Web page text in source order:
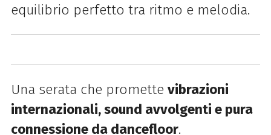
equilibrio perfetto tra ritmo e melodia.
Una serata che promette vibrazioni
internazionali, sound avvolgenti e pura
connessione da dancefloor.